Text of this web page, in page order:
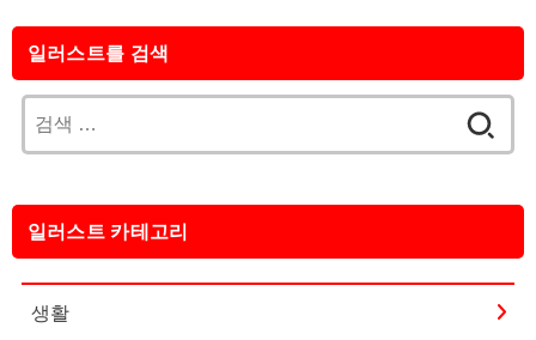
일러스트를 검색
색:
일러스트 카테고리
생활